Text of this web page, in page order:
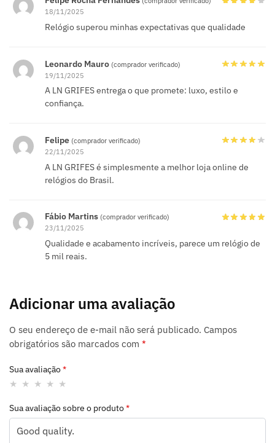
18/11/2025
Relógio superou minhas expectativas que qualidade
Leonardo Mauro (comprador verificado)
19/11/2025
A LN GRIFES entrega o que promete: luxo, estilo e
confiança.
Felipe (comprador verificado)
22/11/2025
A LN GRIFES é simplesmente a melhor loja online de
relógios do Brasil.
Fábio Martins (comprador verificado)
23/11/2025
Qualidade e acabamento incríveis, parece um relógio de
5 mil reais.
Adicionar uma avaliação
O seu endereço de e-mail não será publicado. Campos
obrigatórios são marcados com *
Sua avaliação*
Sua avaliação sobre o produto*